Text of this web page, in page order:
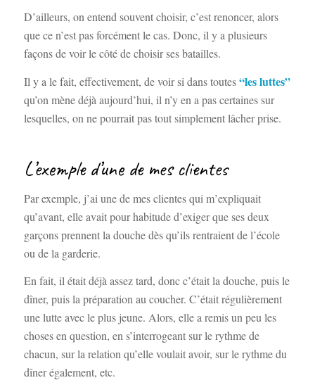
D’ailleurs, on entend souvent choisir, c’est renoncer, alors
que ce n’est pas forcément le cas. Donc, il y a plusieurs
façons de voir le côté de choisir ses batailles.
Il y a le fait, effectivement, de voir si dans toutes“les luttes”
qu’on mène déjà aujourd’hui, il n’y en a pas certaines sur
lesquelles, on ne pourrait pas tout simplement lâcher prise.
L’exemple d’une de mes clientes
Par exemple, j’ai une de mes clientes qui m’expliquait
qu’avant, elle avait pour habitude d’exiger que ses deux
garçons prennent la douche dès qu’ils rentraient de l’école
ou de la garderie.
En fait, il était déjà assez tard, donc c’était la douche, puis le
dîner, puis la préparation au coucher. C’était régulièrement
une lutte avec le plus jeune. Alors, elle a remis un peu les
choses en question, en s’interrogeant sur le rythme de
chacun, sur la relation qu’elle voulait avoir, sur le rythme du
dîner également, etc.